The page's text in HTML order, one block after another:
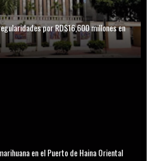
por RD$16,600 millones en
en el Puerto de Haina Oriental